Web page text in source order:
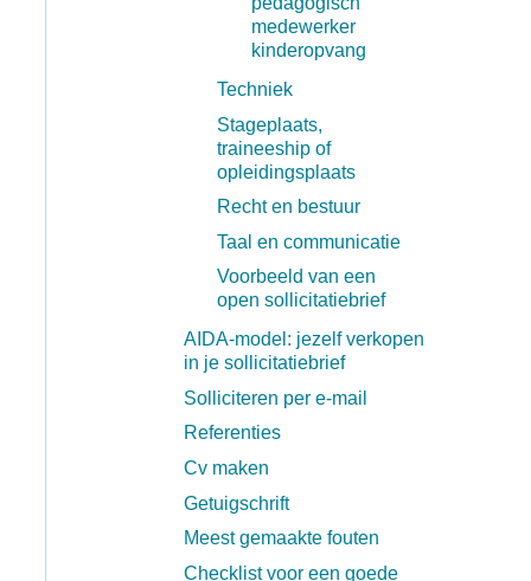
medewerker
kinderopvang
Techniek
Stageplaats,
traineeship of
opleidingsplaats
Recht en bestuur
Taal en communicatie
Voorbeeld van een
open sollicitatiebrief
AIDA-model: jezelf verkopen
in je sollicitatiebrief
Solliciteren per e-mail
Referenties
Cv maken
Getuigschrift
Meest gemaakte fouten
Checklist voor een goede